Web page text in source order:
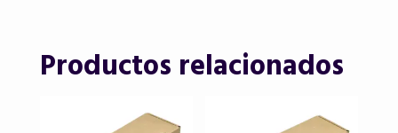
Productos relacionados